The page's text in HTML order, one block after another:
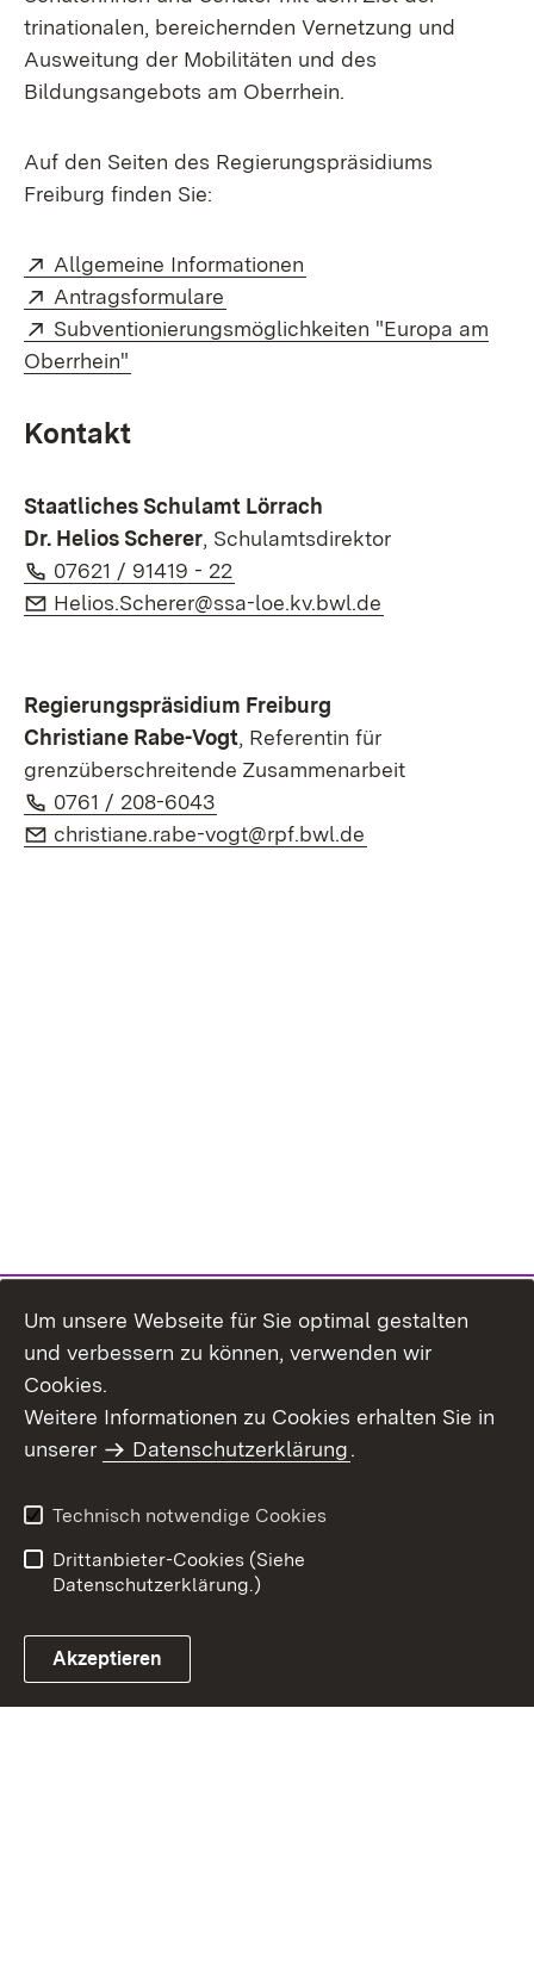
trinationalen, bereichernden Vernetzung und
Ausweitung der Mobilitäten und des
Bildungsangebots am Oberrhein.
Auf den Seiten des Regierungspräsidiums
Freiburg finden Sie:
Extern:
Allgemeine Informationen
Extern:
Antragsformulare
Extern:
Subventionierungsmöglichkeiten "Europa am
Oberrhein"
Kontakt
Staatliches Schulamt Lörrach
Dr. Helios Scherer, Schulamtsdirektor
Telefon:
07621 / 91419 - 22
E-Mail:
Helios.Scherer@ssa-loe.kv.bwl.de
Regierungspräsidium Freiburg
Christiane Rabe-Vogt, Referentin für
grenzüberschreitende Zusammenarbeit
Telefon:
0761 / 208-6043
E-Mail:
christiane.rabe-vogt@rpf.bwl.de
Benutzungshinweise
Erklärung zur
Um unsere Webseite für Sie optimal gestalten
und verbessern zu können, verwenden wir
Cookies.
Weitere Informationen zu Cookies erhalten Sie in
unserer
Datenschutzerklärung.
Technisch notwendige Cookies
Drittanbieter-Cookies (Siehe
Datenschutzerklärung.)
Akzeptieren